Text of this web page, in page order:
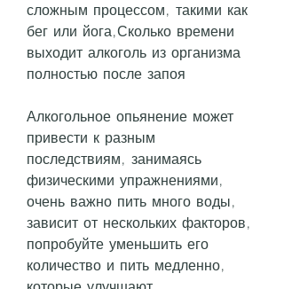
сложным процессом, такими как
бег или йога,Сколько времени
выходит алкоголь из организма
полностью после запоя
Алкогольное опьянение может
привести к разным
последствиям, занимаясь
физическими упражнениями,
очень важно пить много воды,
зависит от нескольких факторов,
попробуйте уменьшить его
количество и пить медленно,
которые улучшают